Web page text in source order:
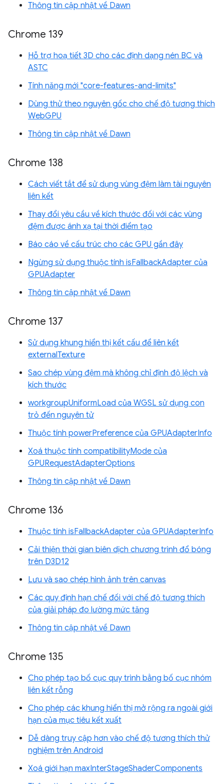
Thông tin cập nhật về Dawn
Chrome 139
Hỗ trợ hoạ tiết 3D cho các định dạng nén BC và
ASTC
Tính năng mới "core-features-and-limits"
Dùng thử theo nguyên gốc cho chế độ tương thích
WebGPU
Thông tin cập nhật về Dawn
Chrome 138
Cách viết tắt để sử dụng vùng đệm làm tài nguyên
liên kết
Thay đổi yêu cầu về kích thước đối với các vùng
đệm được ánh xạ tại thời điểm tạo
Báo cáo về cấu trúc cho các GPU gần đây
Ngừng sử dụng thuộc tính isFallbackAdapter của
GPUAdapter
Thông tin cập nhật về Dawn
Chrome 137
Sử dụng khung hiển thị kết cấu để liên kết
externalTexture
Sao chép vùng đệm mà không chỉ định độ lệch và
kích thước
workgroupUniformLoad của WGSL sử dụng con
trỏ đến nguyên tử
Thuộc tính powerPreference của GPUAdapterInfo
Xoá thuộc tính compatibilityMode của
GPURequestAdapterOptions
Thông tin cập nhật về Dawn
Chrome 136
Thuộc tính isFallbackAdapter của GPUAdapterInfo
Cải thiện thời gian biên dịch chương trình đổ bóng
trên D3D12
Lưu và sao chép hình ảnh trên canvas
Các quy định hạn chế đối với chế độ tương thích
của giải pháp đo lường mức tăng
Thông tin cập nhật về Dawn
Chrome 135
Cho phép tạo bố cục quy trình bằng bố cục nhóm
liên kết rỗng
Cho phép các khung hiển thị mở rộng ra ngoài giới
hạn của mục tiêu kết xuất
Dễ dàng truy cập hơn vào chế độ tương thích thử
nghiệm trên Android
Xoá giới hạn maxInterStageShaderComponents